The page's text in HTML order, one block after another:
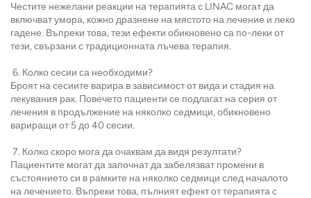
Честите нежелани реакции на терапията с LINAC могат да
включват умора, кожно дразнене на мястото на лечение и леко
гадене. Въпреки това, тези ефекти обикновено са по-леки от
тези, свързани с традиционната лъчева терапия.
6. Колко сесии са необходими?
Броят на сесиите варира в зависимост от вида и стадия на
лекувания рак. Повечето пациенти се подлагат на серия от
лечения в продължение на няколко седмици, обикновено
вариращи от 5 до 40 сесии.
7. Колко скоро мога да очаквам да видя резултати?
Пациентите могат да започнат да забелязват промени в
състоянието си в рамките на няколко седмици след началото
на лечението. Въпреки това, пълният ефект от терапията с